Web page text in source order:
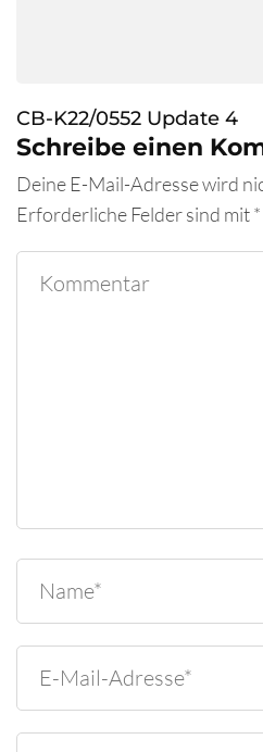
CB-K22/0552 Update 4
Schreibe einen
Deine E-Mail-Adresse wird
Erforderliche Felder sind mit*